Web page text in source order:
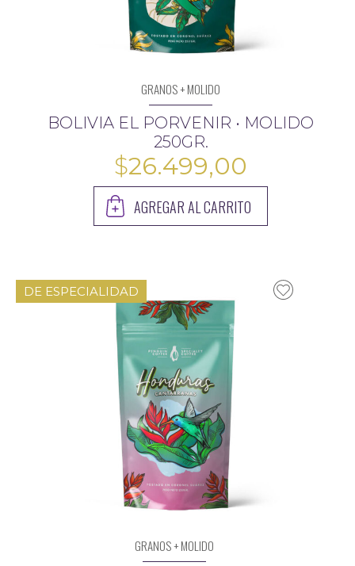
GRANOS + MOLIDO
BOLIVIA EL PORVENIR • MOLIDO
250GR.
$26.499,00
AGREGAR AL CARRITO
DE ESPECIALIDAD
GRANOS + MOLIDO